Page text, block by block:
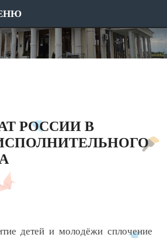
РОССИИ В
детей и молодёжи сплочение